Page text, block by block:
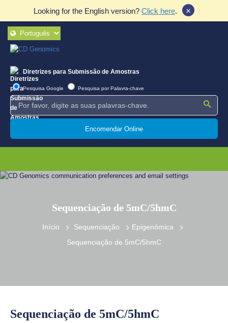
Looking for the English version? Click here. ×
Diretrizes para Submissão de Amostras
Pesquisa Google Pesquisa por Palavra-chave
Encomendar Online
Sequenciação de 5mC/5hmC
Início Sequenciação
Epigenómica
Sequenciação de 5mC/5hmC
Sequenciação de 5mC/5hmC